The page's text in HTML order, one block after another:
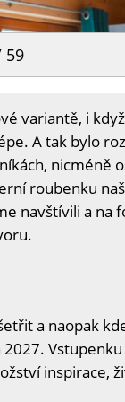
59
variantě, i
A tak bylo
nicméně
roubenku
navštívili a
a naopak
Vstupenku
inspirace,